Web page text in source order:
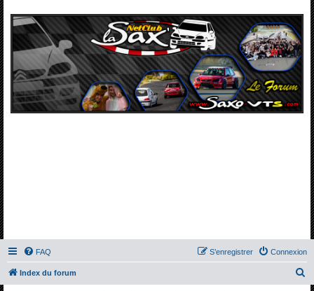
FAQ Connexion
S’enregistrer
Index du forum